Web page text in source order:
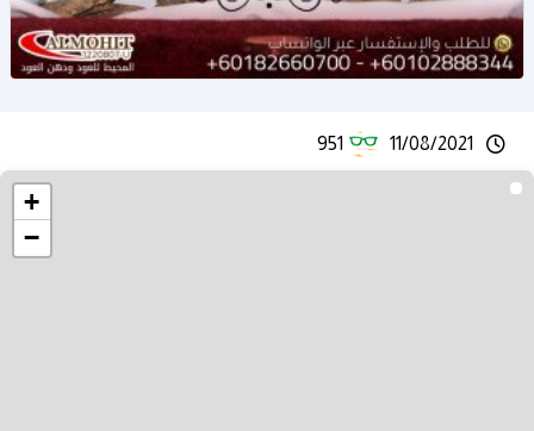
11/08/2021
951
+
−